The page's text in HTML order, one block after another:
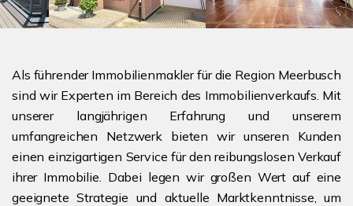
Als führender Immobilienmakler für die Region Meerbusch
sind wir Experten im Bereich des Immobilienverkaufs. Mit
unserer langjährigen Erfahrung und unserem
umfangreichen Netzwerk bieten wir unseren Kunden
einen einzigartigen Service für den reibungslosen Verkauf
ihrer Immobilie. Dabei legen wir großen Wert auf eine
geeignete Strategie und aktuelle Marktkenntnisse, um